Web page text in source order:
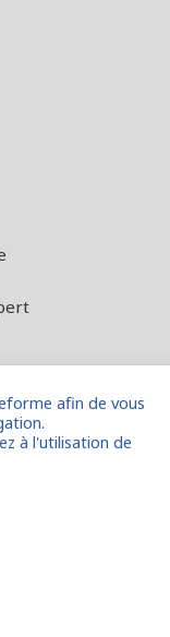
proposé
BV
afin de vous
à l'utilisation de